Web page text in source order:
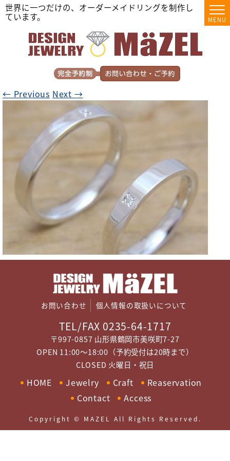
世界に一つだけの、オーダーメイドリングを制作し
ています。
MENU
← Previous Next →
お問い合わせ 個人情報の取扱いについて
TEL/FAX 0235-64-1717
〒997-0857 山形県鶴岡市美咲町7-27
OPEN 11:00～18:00（予約受付は20時まで）
CLOSED 火曜日・祝日
HOME Jewelry Craft
Reaservation
Contact
Access
Copyright © MAZEL All Rights Reserved.